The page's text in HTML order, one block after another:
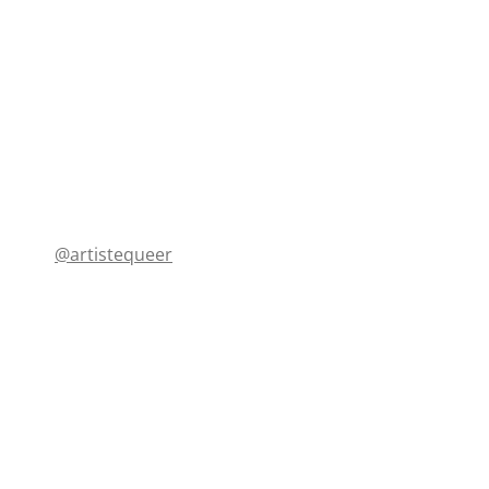
@artistequeer